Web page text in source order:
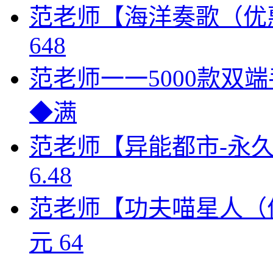
范老师 【海洋奏歌（
648
范老师一一5000款双
◆满
范老师 【异能都市-永
6.48
范老师 【功夫喵星人
元 64